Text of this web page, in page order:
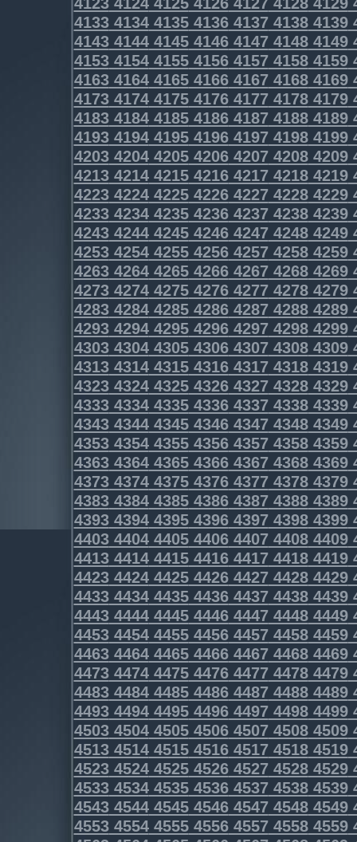
4133413441354136413741384139
4143414441454146414741484149
4153415441554156415741584159
4163416441654166416741684169
4173417441754176417741784179
4183418441854186418741884189
4193419441954196419741984199
4203420442054206420742084209
4213421442154216421742184219
4223422442254226422742284229
4233423442354236423742384239
4243424442454246424742484249
4253425442554256425742584259
4263426442654266426742684269
4273427442754276427742784279
4283428442854286428742884289
4293429442954296429742984299
4303430443054306430743084309
4313431443154316431743184319
4323432443254326432743284329
4333433443354336433743384339
4343434443454346434743484349
4353435443554356435743584359
4363436443654366436743684369
4373437443754376437743784379
4383438443854386438743884389
4393439443954396439743984399
4403440444054406440744084409
4413441444154416441744184419
4423442444254426442744284429
4433443444354436443744384439
4443444444454446444744484449
4453445444554456445744584459
4463446444654466446744684469
4473447444754476447744784479
4483448444854486448744884489
4493449444954496449744984499
4503450445054506450745084509
4513451445154516451745184519
4523452445254526452745284529
4533453445354536453745384539
4543454445454546454745484549
4553455445554556455745584559